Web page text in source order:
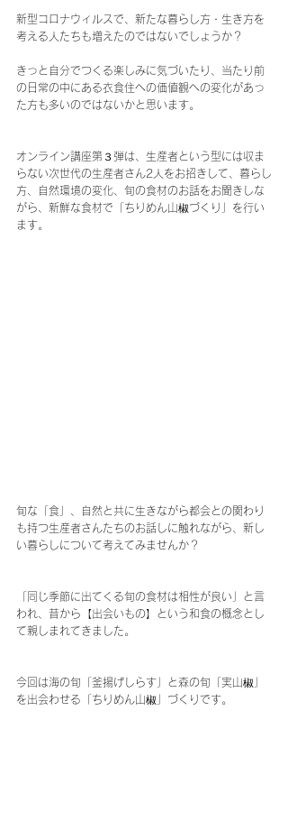
新型コロナウィルスで、新たな暮らし方・生き方を
考える人たちも増えたのではないでしょうか？
きっと自分でつくる楽しみに気づいたり、当たり前
の日常の中にある衣食住への価値観への変化があっ
た方も多いのではないかと思います。
オンライン講座第３弾は、生産者という型には収ま
らない次世代の生産者さん2人をお招きして、暮らし
方、自然環境の変化、旬の食材のお話をお聞きしな
がら、新鮮な食材で「ちりめん山椒づくり」を行い
ます。
旬な「食」、自然と共に生きながら都会との関わり
も持つ生産者さんたちのお話しに触れながら、新し
い暮らしについて考えてみませんか？
「同じ季節に出てくる旬の食材は相性が良い」と言
われ、昔から【出会いもの】という和食の概念とし
て親しまれてきました。
今回は海の旬「釜揚げしらす」と森の旬「実山椒」
を出会わせる「ちりめん山椒」づくりです。